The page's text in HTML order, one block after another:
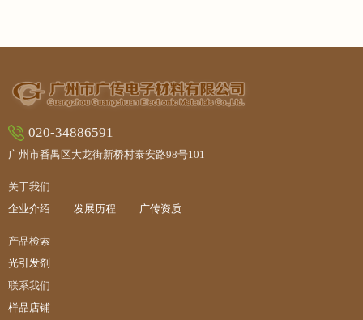
关于我们
企业介绍 发展历程 广传资质
产品检索
光引发剂
联系我们
样品店铺
020-34886591
广州市番禺区大龙街新桥村泰安路98号101